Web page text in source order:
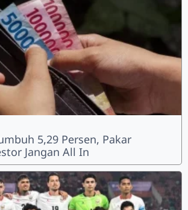
5,29 Persen, Pakar
Jangan All In